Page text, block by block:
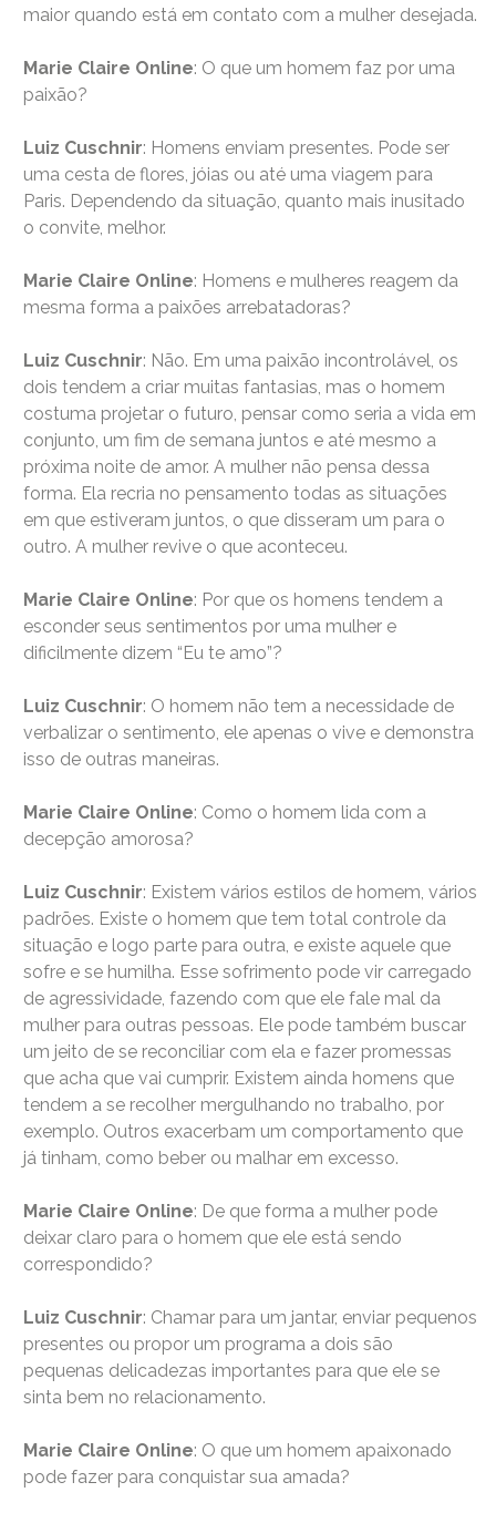
maior quando está em contato com a mulher desejada.
Marie Claire Online: O que um homem faz por uma
paixão?
Luiz Cuschnir: Homens enviam presentes. Pode ser
uma cesta de flores, jóias ou até uma viagem para
Paris. Dependendo da situação, quanto mais inusitado
o convite, melhor.
Marie Claire Online: Homens e mulheres reagem da
mesma forma a paixões arrebatadoras?
Luiz Cuschnir: Não. Em uma paixão incontrolável, os
dois tendem a criar muitas fantasias, mas o homem
costuma projetar o futuro, pensar como seria a vida em
conjunto, um fim de semana juntos e até mesmo a
próxima noite de amor. A mulher não pensa dessa
forma. Ela recria no pensamento todas as situações
em que estiveram juntos, o que disseram um para o
outro. A mulher revive o que aconteceu.
Marie Claire Online: Por que os homens tendem a
esconder seus sentimentos por uma mulher e
dificilmente dizem “Eu te amo”?
Luiz Cuschnir: O homem não tem a necessidade de
verbalizar o sentimento, ele apenas o vive e demonstra
isso de outras maneiras.
Marie Claire Online: Como o homem lida com a
decepção amorosa?
Luiz Cuschnir: Existem vários estilos de homem, vários
padrões. Existe o homem que tem total controle da
situação e logo parte para outra, e existe aquele que
sofre e se humilha. Esse sofrimento pode vir carregado
de agressividade, fazendo com que ele fale mal da
mulher para outras pessoas. Ele pode também buscar
um jeito de se reconciliar com ela e fazer promessas
que acha que vai cumprir. Existem ainda homens que
tendem a se recolher mergulhando no trabalho, por
exemplo. Outros exacerbam um comportamento que
já tinham, como beber ou malhar em excesso.
Marie Claire Online: De que forma a mulher pode
deixar claro para o homem que ele está sendo
correspondido?
Luiz Cuschnir: Chamar para um jantar, enviar pequenos
presentes ou propor um programa a dois são
pequenas delicadezas importantes para que ele se
sinta bem no relacionamento.
Marie Claire Online: O que um homem apaixonado
pode fazer para conquistar sua amada?